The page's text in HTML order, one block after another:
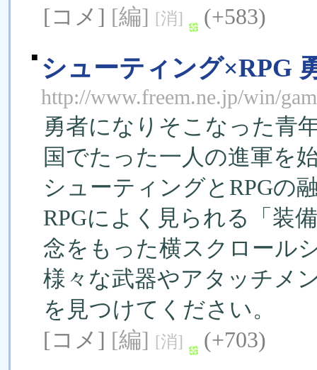
[コメ] [編] [消] (+583)
■ シューティング×RPG
http://www.freem.ne.jp/win/
勇者になりそこなった青
国でたった一人の進軍を
シューティングとRPGの
RPGによく見られる「装
念をもった横スクロール
様々な武器やアタッチメ
を見つけてください。
[コメ] [編] [消] (+703)